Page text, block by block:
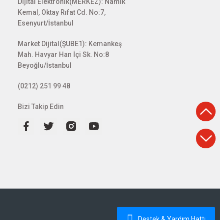
Kemal, Oktay Rıfat Cd. No:7,
Esenyurt/İstanbul
Market Dijital(ŞUBE1): Kemankeş
Mah. Havyar Han İçi Sk. No:8
Beyoğlu/İstanbul
(0212) 251 99 48
Bizi Takip Edin